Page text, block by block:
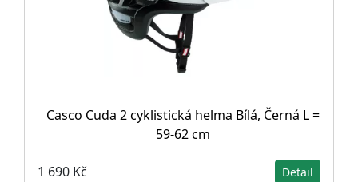
Casco Cuda 2 cyklistická helma Bílá, Černá L =
59-62 cm
1 690 Kč Detail